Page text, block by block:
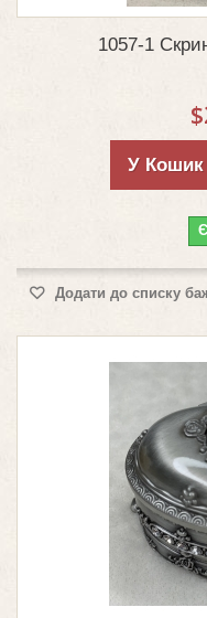
1057-1
У Кошик
Додати до списку